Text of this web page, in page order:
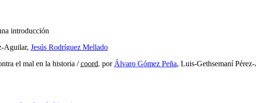
introducción
Aguilar, Jesús Rodríguez Mellado
el mal en la historia /coord. por Álvaro Gómez Peña, Luis-Gethsemaní